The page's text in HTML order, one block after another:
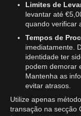
Limites de
levantar até
quando verificar
Tempos de
imediatamente.
identidade ter
podem demorar
Mantenha as
evitar atrasos.
Utilize apenas
transação na secção